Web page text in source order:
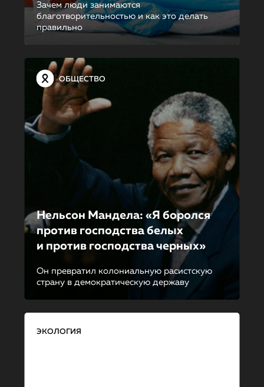
Зачем люди занимаются
благотворительностью и как это делать
правильно
ОБЩЕСТВО
Нельсон Мандела: «Я боролся
против господства белых
и против господства черных»
Он превратил колониальную расистскую
страну в демократическую державу
ЭКОЛОГИЯ